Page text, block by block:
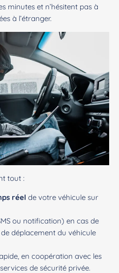
minutes et n’hésitent pas à
à l’étranger.
tout :
réel de votre véhicule sur
ou notification) en cas de
déplacement du véhicule
en coopération avec les
de sécurité privée.